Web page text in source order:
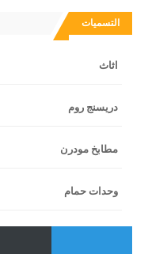
التسميات
اثاث
دريسنج روم
مطابخ مودرن
وحدات حمام